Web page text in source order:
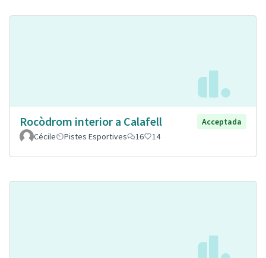
Rocòdrom interior a Calafell
Acceptada
Cécile
Pistes Esportives 16 14